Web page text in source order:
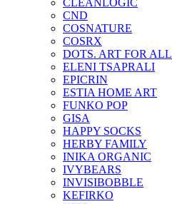
CLEANLOGIC
CND
COSNATURE
COSRX
DOTS. ART FOR ALL
ELENI TSAPRALI
EPICRIN
ESTIA HOME ART
FUNKO POP
GISA
HAPPY SOCKS
HERBY FAMILY
INIKA ORGANIC
IVYBEARS
INVISIBOBBLE
KEFIRKO